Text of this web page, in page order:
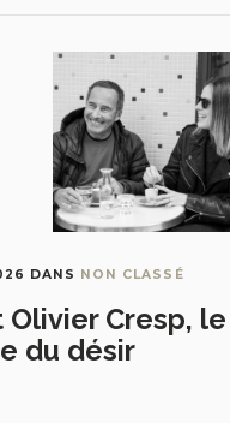
DANS NON CLASSÉ
Olivier Cresp,
du désir